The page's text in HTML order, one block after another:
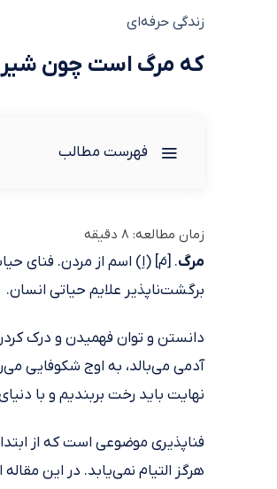
زندگی حرفه‌ای
که مرگ است چون شیر
فهرست مطالب
زمان مطالعه: 8 دقیقه
مرگ. [مَ] (اِ) اسم از مردن. فنای
برگشت‌ناپذیر علایم حیاتی انسان.
دانستن و توان فهمیدن و درک
آدمی می‌بالد، به اوج شکوفایی
نهایت باید رخت بربندیم و با
فناپذیری موضوعی است که از
هرگز التیام نمی‌یابد. در این مقاله